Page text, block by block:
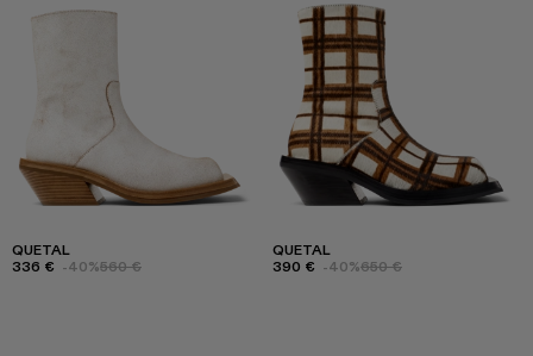
QUETAL
336 € -40%560 €
QUETAL
390 € -40%650 €